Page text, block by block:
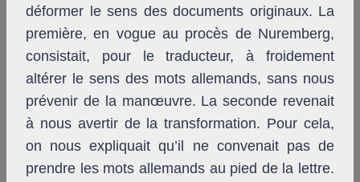
déformer le sens des documents originaux. La
première, en vogue au procès de Nuremberg,
consistait, pour le traducteur, à froidement
altérer le sens des mots allemands, sans nous
prévenir de la manœuvre. La seconde revenait
à nous avertir de la transformation. Pour cela,
on nous expliquait qu’il ne convenait pas de
prendre les mots allemands au pied de la lettre.